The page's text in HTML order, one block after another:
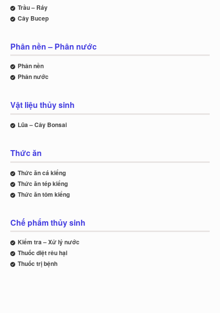
Trầu – Ráy
Cây Bucep
Phân nền – Phân nước
Phân nền
Phân nước
Vật liệu thủy sinh
Lũa – Cây Bonsai
Thức ăn
Thức ăn cá kiểng
Thức ăn tép kiểng
Thức ăn tôm kiểng
Chế phẩm thủy sinh
Kiểm tra – Xử lý nước
Thuốc diệt rêu hại
Thuốc trị bệnh